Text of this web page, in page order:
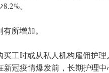
。
所增加。
买工时或从私人机构雇佣护
新冠疫情爆发前，长期护理